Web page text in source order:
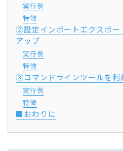
実行例
特徴
②設定インポートエクスポー
アップ
実行例
特徴
③コマンドラインツールを利
実行例
特徴
■おわりに